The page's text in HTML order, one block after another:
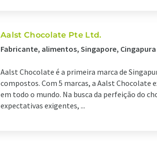
Aalst Chocolate Pte Ltd.
Fabricante, alimentos, Singapore, Cingapura
Aalst Chocolate é a primeira marca de
compostos. Com 5 marcas, a Aalst Chocolate
em todo o mundo. Na busca da perfeição do
expectativas exigentes, ...